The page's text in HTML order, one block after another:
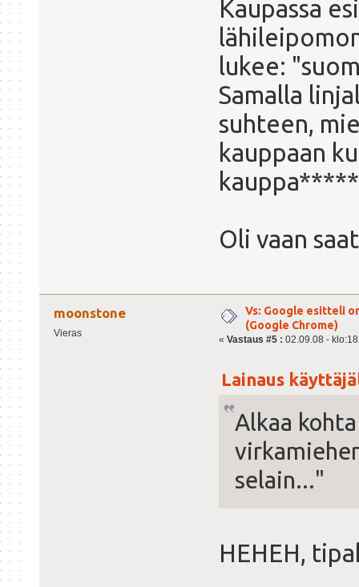
Kaupassa
lukee:
Samalla
suhteen,
kauppaan
Oli vaan
moonstone
Vieras
Vs: Google esitteli
(Google Chrome)
« Vastaus #5 : 02.09.08 -
Lainaus
Alkaa
selain..."
HEHEH,